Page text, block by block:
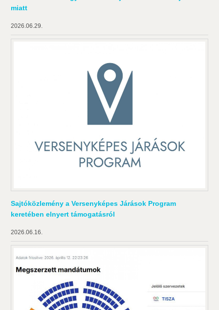
miatt
2026.06.29.
Sajtóközlemény a Versenyképes Járások Program
keretében elnyert támogatásról
2026.06.16.